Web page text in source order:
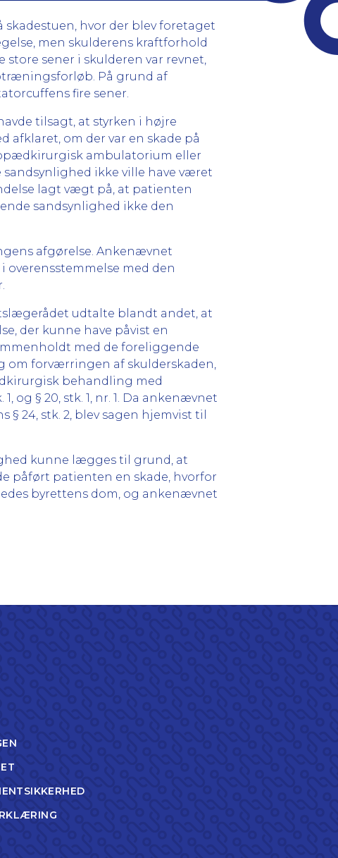
hvor der blev foretaget
men skulderens kraftforhold
sener i skulderen var revnet,
På grund af
fire sener.
tilsagt, at styrken i højre
afklaret, om der var en skade på
ambulatorium eller
ikke ville have været
lagt vægt på, at patienten
sandsynlighed ikke den
afgørelse. Ankenævnet
med den
udtalte blandt andet, at
der kunne have påvist en
med de foreliggende
forværringen af skulderskaden,
behandling med
og § 20, stk. 1, nr. 1. Da ankenævnet
24, stk. 2, blev sagen hjemvist til
kunne lægges til grund, at
påført patienten en skade, hvorfor
byrettens dom, og ankenævnet